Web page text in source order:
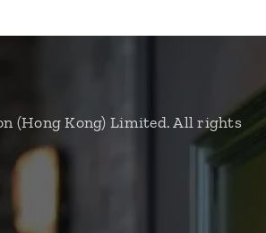
(Hong Kong) Limited. All rights